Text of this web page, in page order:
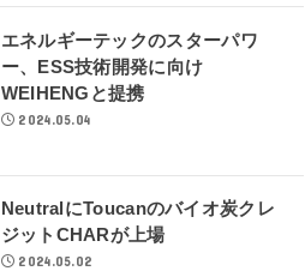
エネルギーテックのスターパワ
ー、ESS技術開発に向け
WEIHENGと提携
2024.05.04
NeutralにToucanのバイオ炭クレ
ジットCHARが上場
2024.05.02